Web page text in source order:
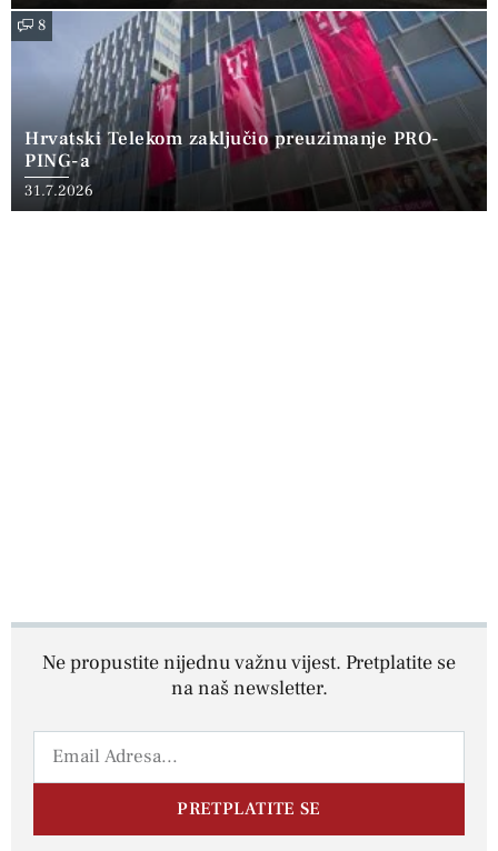
8
Hrvatski Telekom zaključio preuzimanje PRO-
PING-a
31.7.2026
Ne propustite nijednu važnu vijest. Pretplatite se
na naš newsletter.
PRETPLATITE SE